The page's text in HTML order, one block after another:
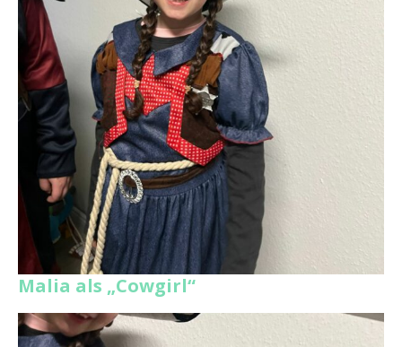
Malia als „Cowgirl“